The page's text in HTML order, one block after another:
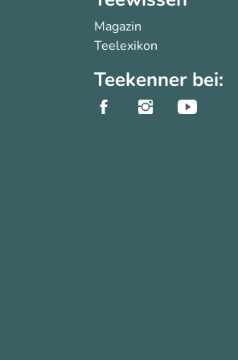
Magazin
Teelexikon
Teekenner bei: